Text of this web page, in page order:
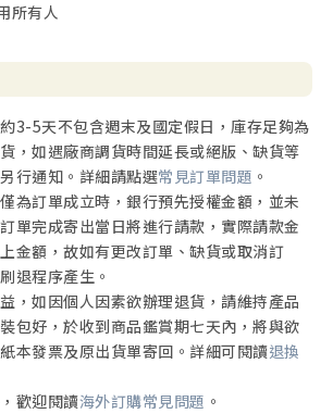
所有人
3-5天不包含週末及國定假日，庫存足夠為
，如遇廠商調貨時間延長或絕版、缺貨等
行通知。詳細請點選常見訂單問題 。
為訂單成立時，銀行預先授權金額，並未
單完成寄出當日將進行請款，實際請款金
金額，故如有更改訂單、缺貨或取消訂
退程序產生。
，如因個人因素欲辦理退貨，請維持產品
包好，於收到商品鑑賞期七天內，將與欲
本發票及原出貨單寄回。詳細可閱讀退換
歡迎閱讀海外訂購常見問題 。